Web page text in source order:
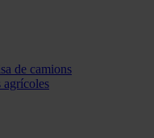
de camions
agrícoles